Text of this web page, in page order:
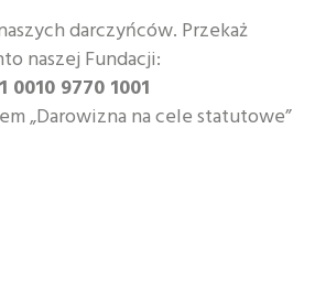
darczyńców. Przekaż
naszej Fundacji:
0010 9770 1001
„Darowizna na cele statutowe”